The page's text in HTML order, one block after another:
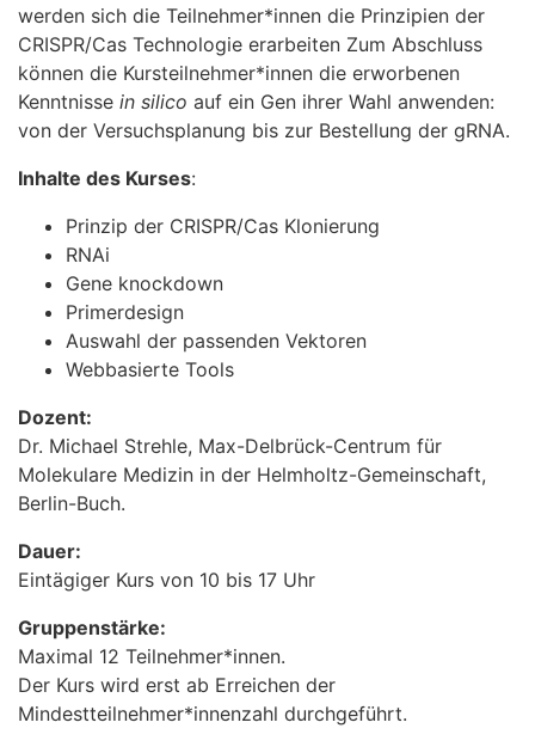
werden sich die Teilnehmer*innen die Prinzipien der
CRISPR/Cas Technologie erarbeiten Zum Abschluss
können die Kursteilnehmer*innen die erworbenen
Kenntnisse in silico auf ein Gen ihrer Wahl anwenden:
von der Versuchsplanung bis zur Bestellung der gRNA.
Inhalte des Kurses:
Prinzip der CRISPR/Cas Klonierung
RNAi
Gene knockdown
Primerdesign
Auswahl der passenden Vektoren
Webbasierte Tools
Dozent:
Dr. Michael Strehle, Max-Delbrück-Centrum für
Molekulare Medizin in der Helmholtz-Gemeinschaft,
Berlin-Buch.
Dauer:
Eintägiger Kurs von 10 bis 17 Uhr
Gruppenstärke:
Maximal 12 Teilnehmer*innen.
Der Kurs wird erst ab Erreichen der
Mindestteilnehmer*innenzahl durchgeführt.